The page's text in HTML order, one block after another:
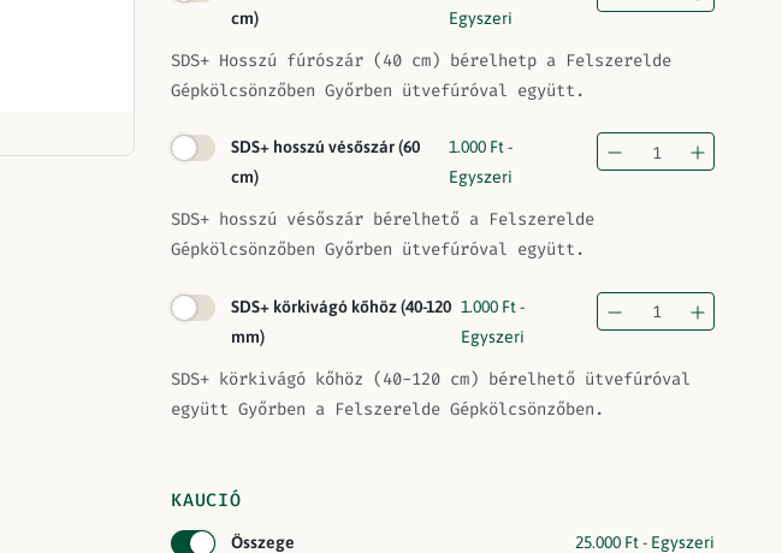
cm)
Egyszeri
SDS+ Hosszú fúrószár (40 cm) bérelhetp a Felszerelde
Gépkölcsönzőben Győrben ütvefúróval együtt.
SDS+ hosszú vésőszár (60
cm)
1.000 Ft-
Egyszeri
SDS+ hosszú vésőszár bérelhető a Felszerelde
Gépkölcsönzőben Győrben ütvefúróval együtt.
SDS+ körkivágó kőhöz (40-120
mm)
1.000 Ft-
Egyszeri
SDS+ körkivágó kőhöz (40-120 cm) bérelhető ütvefúróval
együtt Győrben a Felszerelde Gépkölcsönzőben.
KAUCIÓ
Összege 25.000 Ft- Egyszeri